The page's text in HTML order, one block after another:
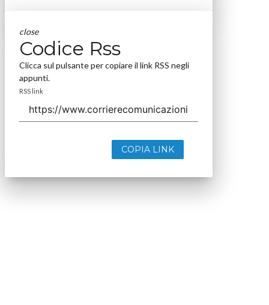
close
Codice Rss
Clicca sul pulsante per copiare il link RSS negli
appunti.
RSS link
COPIA LINK